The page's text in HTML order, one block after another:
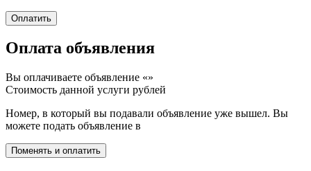
Оплата объявления
Вы оплачиваете объявление «»
Стоимость данной услуги рублей
Номер, в который вы подавали объявление уже вышел. Вы
можете подать объявление в